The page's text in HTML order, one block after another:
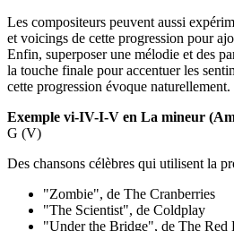
Les compositeurs peuvent aussi
et voicings de cette progression pour
Enfin, superposer une mélodie et des
la touche finale pour accentuer les
cette progression évoque naturellement.
Exemple vi-IV-I-V en La mineur
G (V)
Des chansons célèbres qui utilisent la
"Zombie", de The Cranberries
"The Scientist", de Coldplay
"Under the Bridge", de The Red